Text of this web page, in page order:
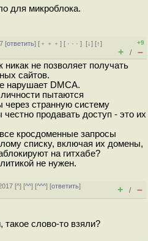
для микроблока.
[ответить] [ ﹢﹢﹢] [ · · ·][↓] [↑]
+9
+ / –
не позволяет получать
сайтов.
нарушает DMCA.
пытаются
через странную систему
продавать доступ - это их
кросдоменные запросы
списку, включая их домены,
на гитхабе?
не нужен.
[^] [^^] [^^^] [ответить]
+ / –
такое слово-то взяли?